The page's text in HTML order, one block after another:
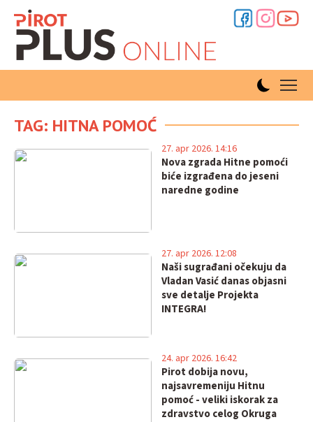
TAG: HITNA POMOĆ
Nova zgrada Hitne pomoći
biće izgrađena do jeseni
naredne godine
27. apr 2026. 14:16
Naši sugrađani očekuju da
Vladan Vasić danas objasni
sve detalje Projekta
INTEGRA!
27. apr 2026. 12:08
Pirot dobija novu,
najsavremeniju Hitnu
pomoć - veliki iskorak za
zdravstvo celog Okruga
24. apr 2026. 16:42